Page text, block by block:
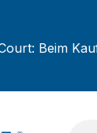
Beim